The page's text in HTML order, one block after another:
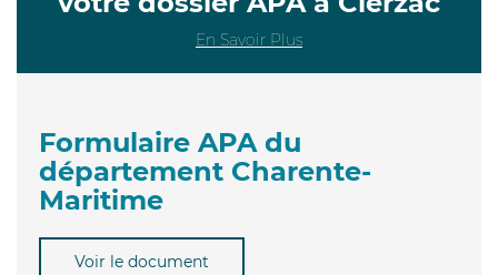
En Savoir Plus
Formulaire APA du
département Charente-
Maritime
Voir le document